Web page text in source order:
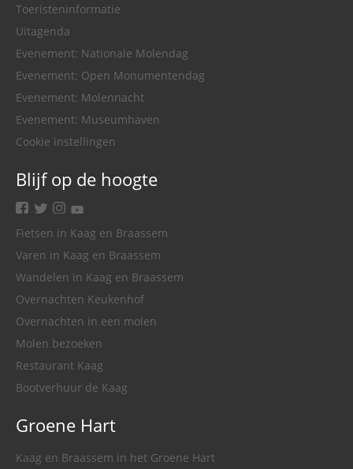
Toeristeninformatie
Uitagenda
Evenement: Nationale Molendag
Evenement: Open Monumentendag
Evenement: Molennacht
Evenement: Museumhaven
Cookie instellingen
Blijf op de hoogte
facebook
twitterinstagram
youtube
Fietsen in Kaag en Braassem
Varen in Kaag en Braassem
Wandelen in Kaag en Braassem
Overnachten Keukenhof
Overnachten in een molen
Molen bezoeken
Restaurant Kaag
Bootverhuur de Kaag
Groene Hart
Kaag en Braassem in het Groene Hart